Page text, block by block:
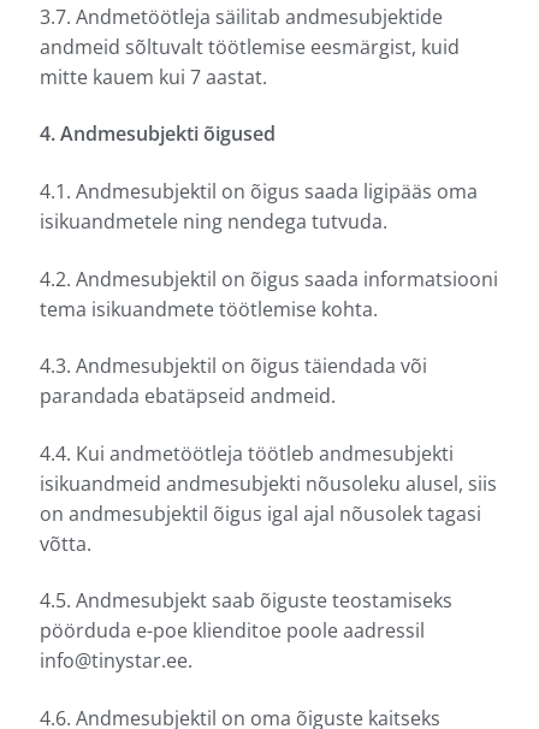
3.7. Andmetöötleja säilitab andmesubjektide
andmeid sõltuvalt töötlemise eesmärgist, kuid
mitte kauem kui 7 aastat.
4. Andmesubjekti õigused
4.1. Andmesubjektil on õigus saada ligipääs oma
isikuandmetele ning nendega tutvuda.
4.2. Andmesubjektil on õigus saada informatsiooni
tema isikuandmete töötlemise kohta.
4.3. Andmesubjektil on õigus täiendada või
parandada ebatäpseid andmeid.
4.4. Kui andmetöötleja töötleb andmesubjekti
isikuandmeid andmesubjekti nõusoleku alusel, siis
on andmesubjektil õigus igal ajal nõusolek tagasi
võtta.
4.5. Andmesubjekt saab õiguste teostamiseks
pöörduda e-poe klienditoe poole aadressil
info@tinystar.ee.
4.6. Andmesubjektil on oma õiguste kaitseks